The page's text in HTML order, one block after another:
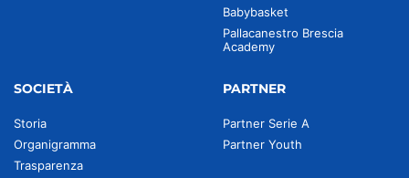
Babybasket
Pallacanestro Brescia
Academy
SOCIETÀ
Storia
Organigramma
Trasparenza
PARTNER
Partner Serie A
Partner Youth